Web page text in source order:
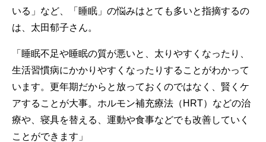
いる」など、「睡眠」の悩みはとても多いと指摘するの
は、太田郁子さん。
「睡眠不足や睡眠の質が悪いと、太りやすくなったり、
生活習慣病にかかりやすくなったりすることがわかって
います。更年期だからと放っておくのではなく、賢くケ
アすることが大事。ホルモン補充療法（HRT）などの治
療や、寝具を替える、運動や食事などでも改善していく
ことができます」